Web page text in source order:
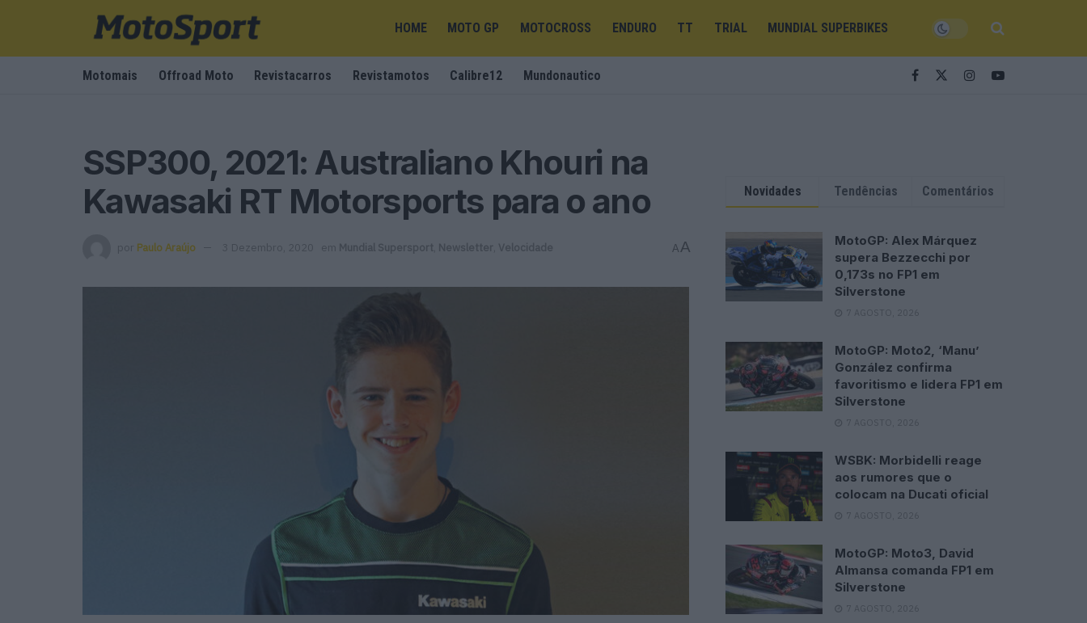
HOME MOTO GP MOTOCROSS ENDURO TT TRIAL MUNDIAL SUPERBIKES
Motomais Offroad Moto Revistacarros Revistamotos Calibre12 Mundonautico
SSP300, 2021: Australiano Khouri na
Kawasaki RT Motorsports para o ano
por Paulo Araújo 3 Dezembro, 2020 em Mundial Supersport Newsletter Velocidade AA
Novidades Tendências Comentários
MotoGP: Alex Márquez
supera Bezzecchi por
0,173s no FP1 em
Silverstone
7 AGOSTO, 2026
MotoGP: Moto2, ‘Manu’
González confirma
favoritismo e lidera FP1 em
Silverstone
7 AGOSTO, 2026
WSBK: Morbidelli reage
aos rumores que o
colocam na Ducati oficial
7 AGOSTO, 2026
MotoGP: Moto3, David
Almansa comanda FP1 em
Silverstone
7 AGOSTO, 2026